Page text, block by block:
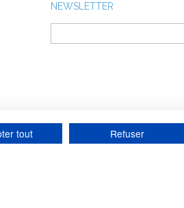
NEWSLETTER
tout Refuser